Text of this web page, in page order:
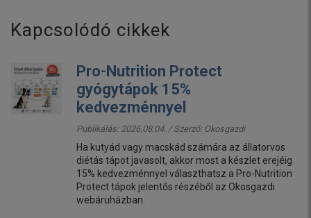
Kapcsolódó cikkek
Pro-Nutrition Protect
gyógytápok 15%
kedvezménnyel
Publikálás: 2026.08.04. / Szerző: Okosgazdi
Ha kutyád vagy macskád számára az állatorvos
diétás tápot javasolt, akkor most a készlet erejéig
15% kedvezménnyel választhatsz a Pro-Nutrition
Protect tápok jelentős részéből az Okosgazdi
webáruházban.